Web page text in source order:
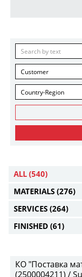
Customer
Country-Region
ALL (540)
MATERIALS (276)
SERVICES (264)
FINISHED (61)
КО "Поставка
(2500004211) /